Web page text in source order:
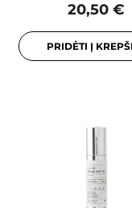
20,50 €
PRIDĖTI Į